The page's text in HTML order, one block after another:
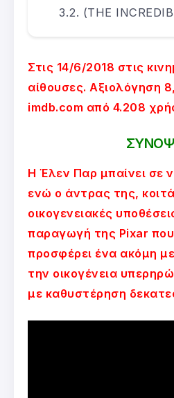
(THE
Στις 14/6/2018 στις
αίθουσες. Αξιολόγηση
imdb.com από 4.208
Η Έλεν Παρ μπαίνει σε
ενώ ο άντρας της,
οικογενειακές
παραγωγή της Pixar
προσφέρει ένα ακόμη
την οικογένεια
με καθυστέρηση